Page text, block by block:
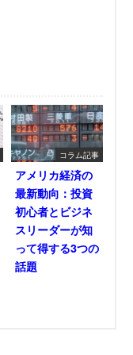
コラム記事
アメリカ経済の
最新動向：投資
初心者とビジネ
スリーダーが知
って得する3つの
話題